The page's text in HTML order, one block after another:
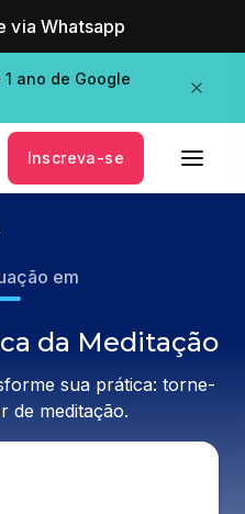
via Whatsapp
ano de Google
Inscreva-se
em
da Meditação
sua prática: torne-
de meditação.